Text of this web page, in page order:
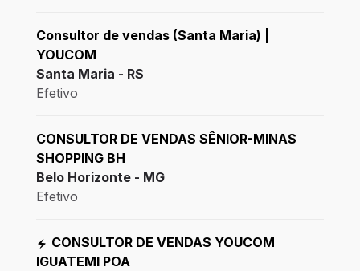
Consultor de vendas (Santa Maria) |
YOUCOM
Santa Maria - RS
Efetivo
CONSULTOR DE VENDAS SÊNIOR-MINAS
SHOPPING BH
Belo Horizonte - MG
Efetivo
CONSULTOR DE VENDAS YOUCOM
IGUATEMI POA